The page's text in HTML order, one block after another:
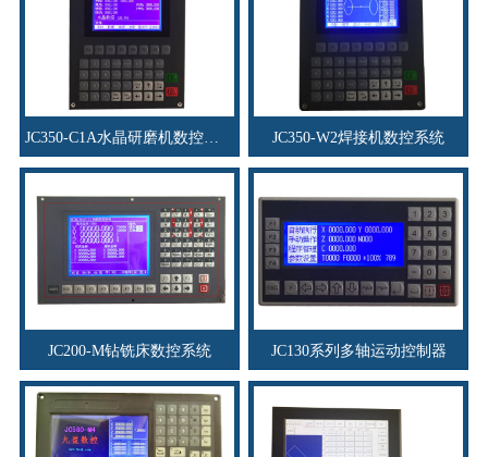
JC350-C1A水晶研磨机数控系统 JC350-W2焊接机数控系统
JC200-M钻铣床数控系统 JC130系列多轴运动控制器